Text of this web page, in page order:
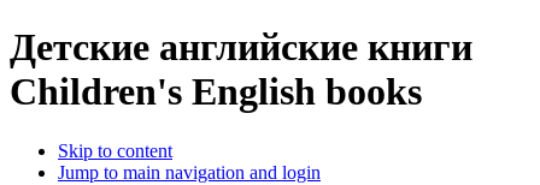
Детские английские книги
Children's English books
Skip to content
Jump to main navigation and login